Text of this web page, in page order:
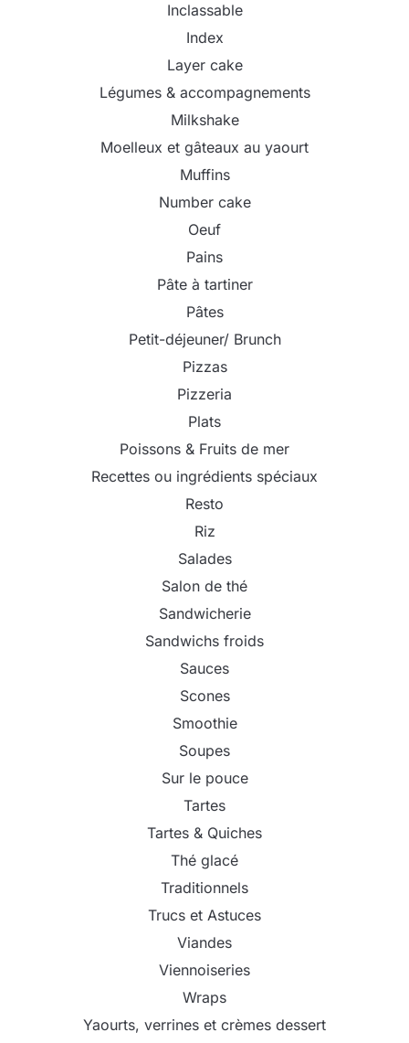
Inclassable
Index
Layer cake
Légumes & accompagnements
Milkshake
Moelleux et gâteaux au yaourt
Muffins
Number cake
Oeuf
Pains
Pâte à tartiner
Pâtes
Petit-déjeuner/ Brunch
Pizzas
Pizzeria
Plats
Poissons & Fruits de mer
Recettes ou ingrédients spéciaux
Resto
Riz
Salades
Salon de thé
Sandwicherie
Sandwichs froids
Sauces
Scones
Smoothie
Soupes
Sur le pouce
Tartes
Tartes & Quiches
Thé glacé
Traditionnels
Trucs et Astuces
Viandes
Viennoiseries
Wraps
Yaourts, verrines et crèmes dessert